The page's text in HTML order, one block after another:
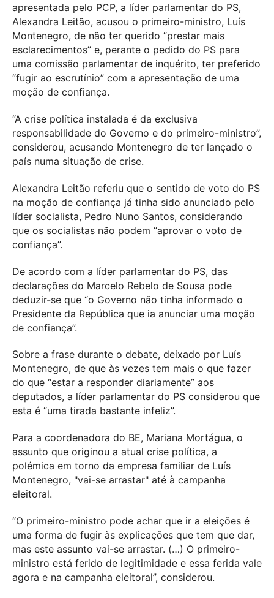
apresentada pelo PCP, a líder parlamentar do PS,
Alexandra Leitão, acusou o primeiro-ministro, Luís
Montenegro, de não ter querido “prestar mais
esclarecimentos” e, perante o pedido do PS para
uma comissão parlamentar de inquérito, ter preferido
“fugir ao escrutínio” com a apresentação de uma
moção de confiança.
“A crise política instalada é da exclusiva
responsabilidade do Governo e do primeiro-ministro”,
considerou, acusando Montenegro de ter lançado o
país numa situação de crise.
Alexandra Leitão referiu que o sentido de voto do PS
na moção de confiança já tinha sido anunciado pelo
líder socialista, Pedro Nuno Santos, considerando
que os socialistas não podem “aprovar o voto de
confiança”.
De acordo com a líder parlamentar do PS, das
declarações do Marcelo Rebelo de Sousa pode
deduzir-se que “o Governo não tinha informado o
Presidente da República que ia anunciar uma moção
de confiança”.
Sobre a frase durante o debate, deixado por Luís
Montenegro, de que às vezes tem mais o que fazer
do que “estar a responder diariamente” aos
deputados, a líder parlamentar do PS considerou que
esta é “uma tirada bastante infeliz”.
Para a coordenadora do BE, Mariana Mortágua, o
assunto que originou a atual crise política, a
polémica em torno da empresa familiar de Luís
Montenegro, "vai-se arrastar" até à campanha
eleitoral.
“O primeiro-ministro pode achar que ir a eleições é
uma forma de fugir às explicações que tem que dar,
mas este assunto vai-se arrastar. (…) O primeiro-
ministro está ferido de legitimidade e essa ferida vale
agora e na campanha eleitoral”, considerou.